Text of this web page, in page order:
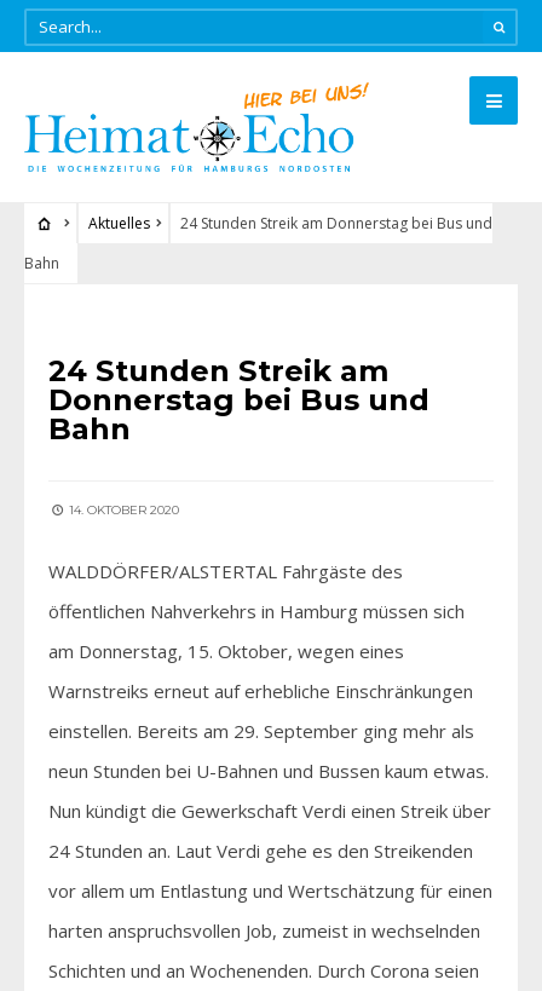
Aktuelles
24 Stunden Streik am Donnerstag bei Bus und
Bahn
24 Stunden Streik am
Donnerstag bei Bus und
Bahn
14. OKTOBER 2020
WALDDÖRFER/ALSTERTAL Fahrgäste des
öffentlichen Nahverkehrs in Hamburg müssen sich
am Donnerstag, 15. Oktober, wegen eines
Warnstreiks erneut auf erhebliche Einschränkungen
einstellen. Bereits am 29. September ging mehr als
neun Stunden bei U-Bahnen und Bussen kaum etwas.
Nun kündigt die Gewerkschaft Verdi einen Streik über
24 Stunden an. Laut Verdi gehe es den Streikenden
vor allem um Entlastung und Wertschätzung für einen
harten anspruchsvollen Job, zumeist in wechselnden
Schichten und an Wochenenden. Durch Corona seien